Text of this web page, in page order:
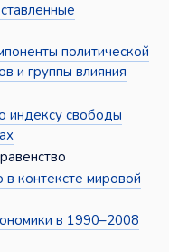
политической
и группы влияния
индексу свободы
контексте мировой
в 1990–2008